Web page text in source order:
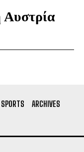
Αυστρία
SPORTS
ARCHIVES